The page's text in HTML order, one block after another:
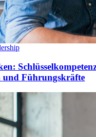
Führungskräfte